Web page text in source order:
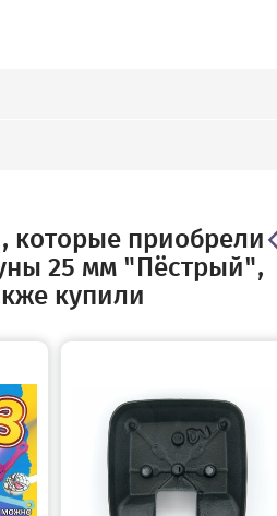
которые приобрели
25 мм "Пёстрый",
купили